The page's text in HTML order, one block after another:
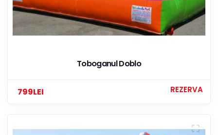
Toboganul Doblo
799LEI REZERVA